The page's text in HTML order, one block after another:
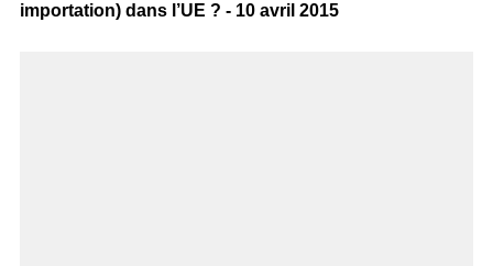
importation) dans l’UE ? - 10 avril 2015